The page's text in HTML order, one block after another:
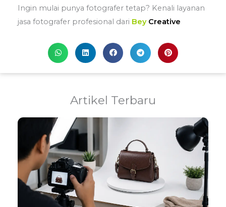
Ingin mulai punya fotografer tetap? Kenali layanan
jasa fotografer profesional dari Bey Creative
Artikel Terbaru